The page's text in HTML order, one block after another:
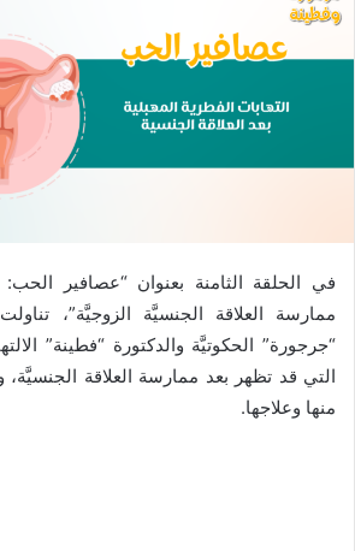
في الحلقة الثامنة بعنوان “عصافير الحب:
ممارسة العلاقة الجنسيَّة الزوجيَّة”،
“جرجورة” الحكوتيَّة والدكتورة “فطينة”
التي قد تظهر بعد ممارسة العلاقة الجنسيَّة،
منها وعلاجها.